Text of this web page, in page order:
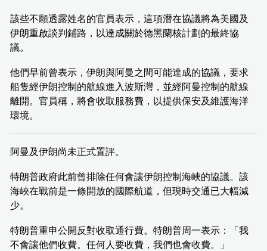
該些不願透露姓名的官員表示，這項潛在協議將為美國及
伊朗重啟談判鋪路，以達成關於德黑蘭核計劃的最終協
議。
他們早前曾表示，伊朗與阿曼之間可能達成的協議，要求
船隻經伊朗控制的航線進入波斯灣，並經阿曼控制的航線
離開。官員稱，將會收取服務費，以提供保安及維護海洋
環境。
阿曼及伊朗尚未正式置評。
特朗普政府此前曾排除任何會讓伊朗控制海峽的協議。該
海峽在戰前是一條開放的國際航道，但現時交通已大幅減
少。
特朗普重申公開反對收取通行費。特朗普周一表示：「我
不會讓他們收費。任何人要收費，我們也會收費。」